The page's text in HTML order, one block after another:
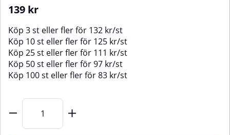
139 kr
Köp 3 st eller fler för 132 kr/st
Köp 10 st eller fler för 125 kr/st
Köp 25 st eller fler för 111 kr/st
Köp 50 st eller fler för97 kr/st
Köp 100 st eller fler för83 kr/st